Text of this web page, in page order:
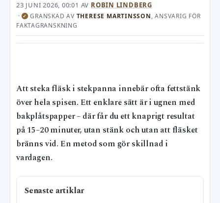
23 JUNI 2026, 00:01 AV ROBIN LINDBERG
·✓ GRANSKAD AV THERESE MARTINSSON, ANSVARIG FÖR
FAKTAGRANSKNING
Att steka fläsk i stekpanna innebär ofta fettstänk
över hela spisen. Ett enklare sätt är i ugnen med
bakplåtspapper – där får du ett knaprigt resultat
på 15–20 minuter, utan stänk och utan att fläsket
bränns vid. En metod som gör skillnad i
vardagen.
Senaste artiklar